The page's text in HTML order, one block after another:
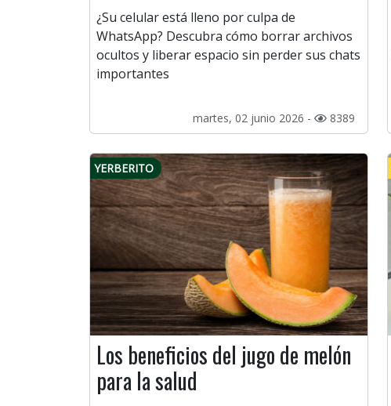
¿Su celular está lleno por culpa de
WhatsApp? Descubra cómo borrar archivos
ocultos y liberar espacio sin perder sus chats
importantes
martes, 02 junio 2026 - 8389
YERBERITO
Los beneficios del jugo de melón
para la salud